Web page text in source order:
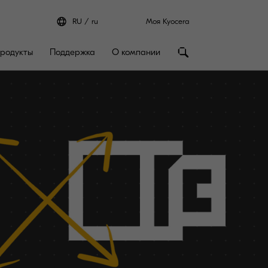
RU ru Моя Kyocera
Поддержка О компании